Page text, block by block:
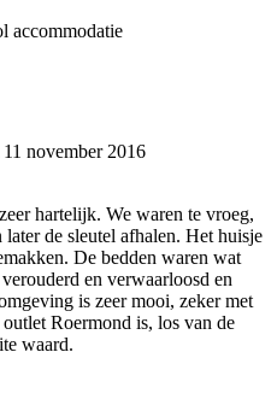
accommodatie
november 2016
hartelijk. We waren te vroeg,
de sleutel afhalen. Het huisje
De bedden waren wat
en verwaarloosd en
is zeer mooi, zeker met
Roermond is, los van de
waard.